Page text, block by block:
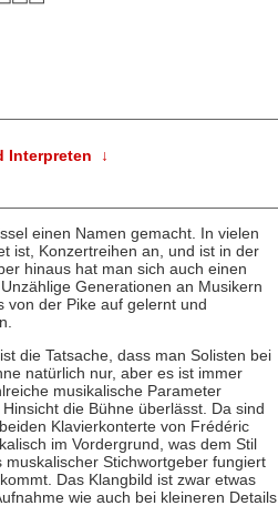
Interpreten ↓
einen Namen gemacht. In vielen
ist, Konzertreihen an, und ist in der
hinaus hat man sich auch einen
Generationen an Musikern
von der Pike auf gelernt und
die Tatsache, dass man Solisten bei
natürlich nur, aber es ist immer
musikalische Parameter
die Bühne überlässt. Da sind
Klavierkonterte von Frédéric
im Vordergrund, was dem Stil
Stichwortgeber fungiert
Das Klangbild ist zwar etwas
wie auch bei kleineren Details